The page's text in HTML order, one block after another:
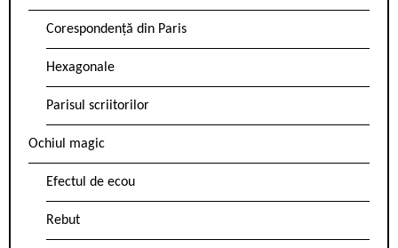
Corespondență din Paris
Hexagonale
Parisul scriitorilor
Ochiul magic
Efectul de ecou
Rebut